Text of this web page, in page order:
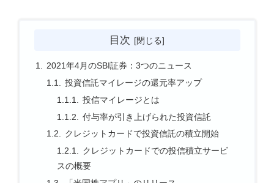
目次
2021年4月のSBI証券：3つのニュース
投資信託マイレージの還元率アップ
投信マイレージとは
付与率が引き上げられた投資信託
クレジットカードで投資信託の積立開始
クレジットカードでの投信積立サービ
スの概要